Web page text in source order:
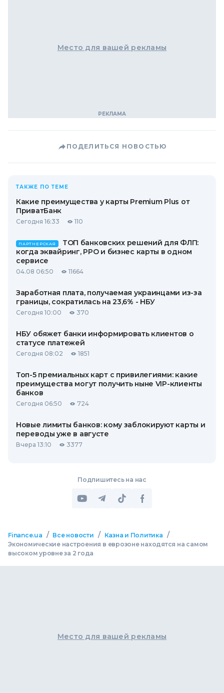
Место для вашей рекламы
ПОДЕЛИТЬСЯ НОВОСТЬЮ
ТАКЖЕ ПО ТЕМЕ
Какие преимущества у карты Premium Plus от
ПриватБанк
Сегодня 16:33 110
ПАРТНЕРСКАЯ
ТОП банковских решений для ФЛП:
когда эквайринг, РРО и бизнес карты в одном
сервисе
04.08 06:50 11664
Заработная плата, получаемая украинцами из-за
границы, сократилась на 23,6% - НБУ
Сегодня 10:00 370
НБУ обяжет банки информировать клиентов о
статусе платежей
Сегодня 08:02 1851
Топ-5 премиальных карт с привилегиями: какие
преимущества могут получить ныне VIP-клиенты
банков
Сегодня 06:50 724
Новые лимиты банков: кому заблокируют карты и
переводы уже в августе
Вчера 13:10 3377
Подпишитесь на нас
Finance.ua / Все новости / Казна и Политика /
Экономические настроения в еврозоне находятся на самом
высоком уровне за 2 года
Место для вашей рекламы